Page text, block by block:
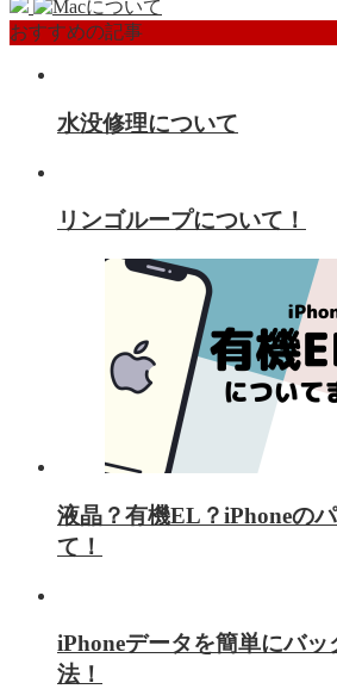
おすすめの記事
水没修理について
リンゴループについて！
液晶？有機EL？iPhoneの
て！
iPhoneデータを簡単にバ
法！